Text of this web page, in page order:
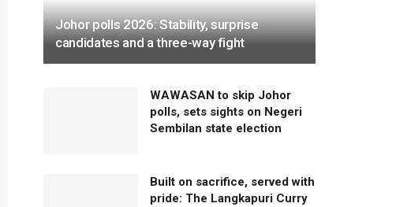
Johor polls 2026: Stability, surprise
candidates and a three-way fight
WAWASAN to skip Johor
polls, sets sights on Negeri
Sembilan state election
Built on sacrifice, served with
pride: The Langkapuri Curry